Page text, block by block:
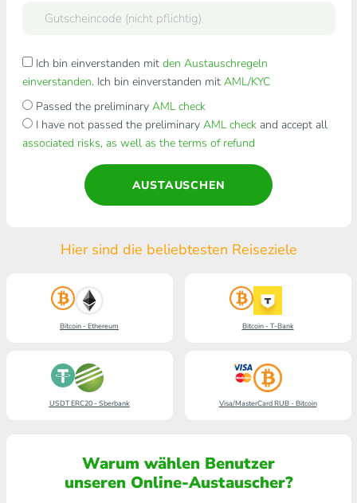
Ich bin einverstanden mit den Austauschregeln
einverstanden. Ich bin einverstanden mit AML/KYC
Passed the preliminary AML check
I have not passed the preliminary AML checkand accept all
associated risks, as well as the terms of refund
AUSTAUSCHEN
Hier sind die beliebtesten Reiseziele
Bitcoin - Ethereum Bitcoin - T-Bank
USDT ERC20 - Sberbank Visa/MasterCard RUB - Bitcoin
Warum wählen Benutzer
unseren Online-Austauscher?